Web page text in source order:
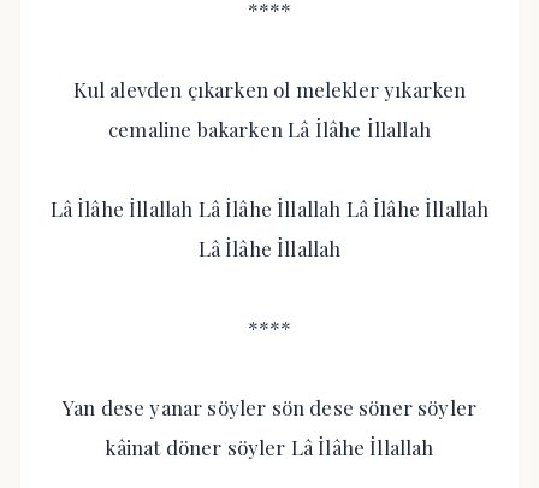
****
Kul alevden çıkarken ol melekler yıkarken
cemaline bakarken Lâ İlâhe İllallah
Lâ İlâhe İllallah Lâ İlâhe İllallah Lâ İlâhe İllallah
Lâ İlâhe İllallah
****
Yan dese yanar söyler sön dese söner söyler
kâinat döner söyler Lâ İlâhe İllallah